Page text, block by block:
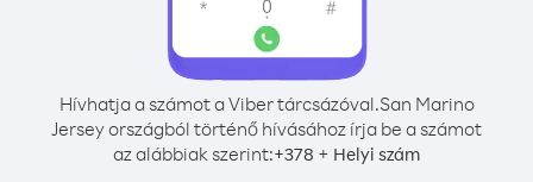
Hívhatja a számot a Viber tárcsázóval.San Marino
Jersey országból történő hívásához írja be a számot
az alábbiak szerint:+378 + Helyi szám